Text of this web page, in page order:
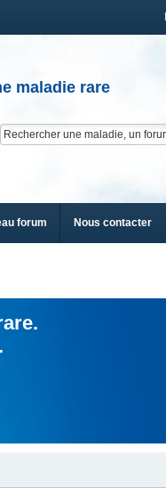
maladie rare
forum Nous contacter